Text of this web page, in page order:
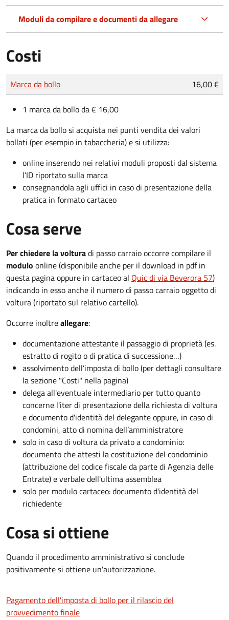
Moduli da compilare e documenti da allegare
Costi
Tipo di pagamento
Importo
Marca da bollo 16,00 €
1 marca da bollo da € 16,00
La marca da bollo si acquista nei punti vendita dei valori
bollati (per esempio in tabaccheria) e si utilizza:
online inserendo nei relativi moduli proposti dal sistema
l’ID riportato sulla marca
consegnandola agli uffici in caso di presentazione della
pratica in formato cartaceo
Cosa serve
Per chiedere la volturadi passo carraio occorre compilare il
modulo online (disponibile anche per il download in pdf in
questa pagina oppure in cartaceo al Quic di via Beverora 57)
indicando in esso anche il numero di passo carraio oggetto di
voltura (riportato sul relativo cartello).
Occorre inoltreallegare:
documentazione attestante il passaggio di proprietà (es.
estratto di rogito o di pratica di successione…)
assolvimento dell’imposta di bollo (per dettagli consultare
la sezione "Costi" nella pagina)
delega all'eventuale intermediario per tutto quanto
concerne l'iter di presentazione della richiesta di voltura
e documento d'identità del delegante oppure, in caso di
condomini, atto di nomina dell’amministratore
solo in caso di voltura da privato a condominio:
documento che attesti la costituzione del condominio
(attribuzione del codice fiscale da parte di Agenzia delle
Entrate) e verbale dell'ultima assemblea
solo per modulo cartaceo: documento d'identità del
richiedente
Cosa si ottiene
Quando il procedimento amministrativo si conclude
positivamente si ottiene un'autorizzazione.
Pagamento dell'imposta di bollo per il rilascio del
provvedimento finale